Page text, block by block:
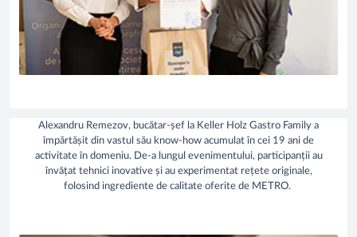
Alexandru Remezov, bucătar-șef la Keller Holz Gastro Family a
împărtășit din vastul său know-how acumulat în cei 19 ani de
activitate în domeniu. De-a lungul evenimentului, participanții au
învățat tehnici inovative și au experimentat rețete originale,
folosind ingrediente de calitate oferite de METRO.